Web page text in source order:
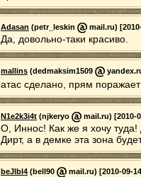
Adasan (petr_leskin mail.ru)
Да, довольно-таки красиво.
mallins (dedmaksim1509
атас сделано, прям
N1e2k3i4t (njkeryo mail.ru) [2010-
О, Иннос! Как же я хочу туда!
Дирт, а в демке эта зона
beJlbl4 (bell90 mail.ru) [2010-09-